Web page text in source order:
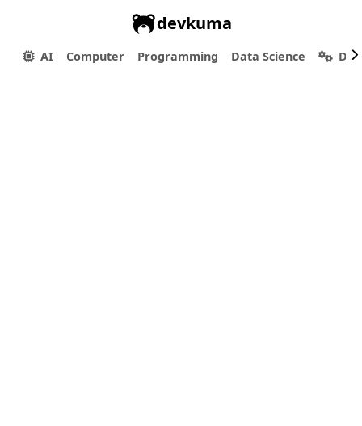
devkuma
AI Computer Programming Data Science